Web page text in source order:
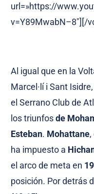
url=»https://
v=Y89MwabN–8″][/
Al igual que en la
Marcel·lí i Sant
el Serrano Club de
los triunfosde
Esteban. Mohattane
ha impuesto a
el arco de meta en
posición. Por detrás